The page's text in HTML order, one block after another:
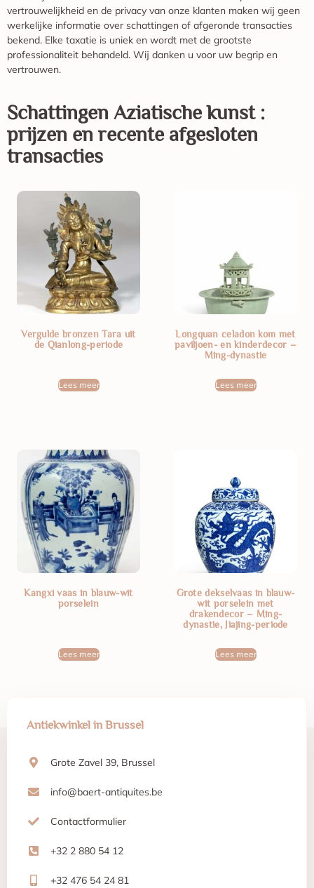
vertrouwelijkheid en de privacy van onze klanten maken wij geen
werkelijke informatie over schattingen of afgeronde transacties
bekend. Elke taxatie is uniek en wordt met de grootste
professionaliteit behandeld. Wij danken u voor uw begrip en
vertrouwen.
Schattingen Aziatische kunst:
prijzen en recente afgesloten
transacties
Vergulde bronzen Tara uit
de Qianlong-periode
Lees meer
Longquan celadon kom met
paviljoen- en kinderdecor –
Ming-dynastie
Lees meer
Kangxi vaas in blauw-wit
porselein
Lees meer
Grote dekselvaas in blauw-
wit porselein met
drakendecor – Ming-
dynastie, Jiajing-periode
Lees meer
Antiekwinkel in Brussel
Grote Zavel 39, Brussel
info@baert-antiquites.be
Contactformulier
+32 2 880 54 12
+32 476 54 24 81